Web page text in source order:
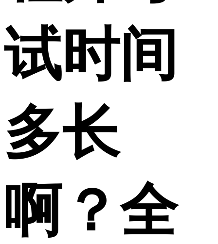
试时间
多长
啊？全